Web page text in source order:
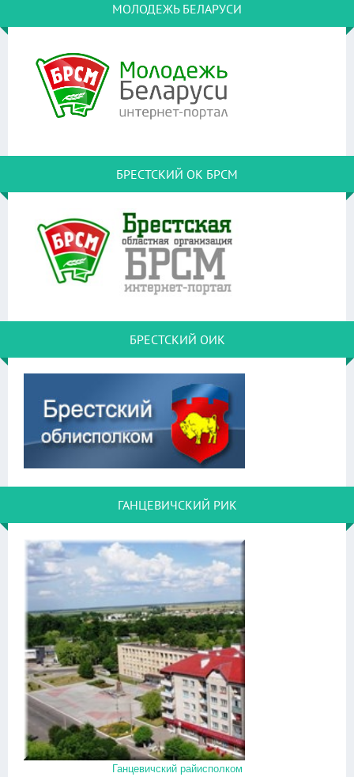
МОЛОДЕЖЬ БЕЛАРУСИ
БРЕСТСКИЙ ОК БРСМ
БРЕСТСКИЙ ОИК
ГАНЦЕВИЧСКИЙ РИК
Ганцевичский райисполком